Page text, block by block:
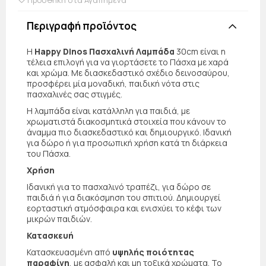
Περιγραφή προϊόντος
Η Happy Dinos Πασχαλινή Λαμπάδα 30cm είναι η
τέλεια επιλογή για να γιορτάσετε το Πάσχα με χαρά
και χρώμα. Με διασκεδαστικό σχέδιο δεινοσαύρου,
προσφέρει μία μοναδική, παιδική νότα στις
πασχαλινές σας στιγμές.
Η λαμπάδα είναι κατάλληλη για παιδιά, με
χρωματιστά διακοσμητικά στοιχεία που κάνουν το
άναμμα πιο διασκεδαστικό και δημιουργικό. Ιδανική
για δώρο ή για προσωπική χρήση κατά τη διάρκεια
του Πάσχα.
Χρήση
Ιδανική για το πασχαλινό τραπέζι, για δώρο σε
παιδιά ή για διακόσμηση του σπιτιού. Δημιουργεί
εορταστική ατμόσφαιρα και ενισχύει το κέφι των
μικρών παιδιών.
Κατασκευή
Κατασκευασμένη από υψηλής ποιότητας
παραφίνη , με ασφαλή και μη τοξικά χρώματα. Το